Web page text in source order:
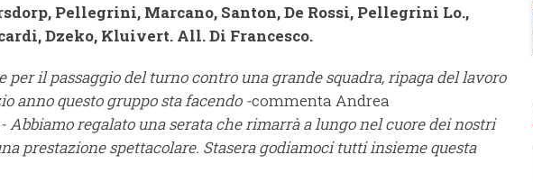
Pellegrini, Marcano, Santon, De Rossi, Pellegrini Lo.,
Dzeko, Kluivert. All. Di Francesco.
per il passaggio del turno contro una grande squadra, ripaga del lavoro
anno questo gruppo sta facendo -commenta Andrea
-Abbiamo regalato una serata che rimarrà a lungo nel cuore dei nostri
prestazione spettacolare. Stasera godiamoci tutti insieme questa